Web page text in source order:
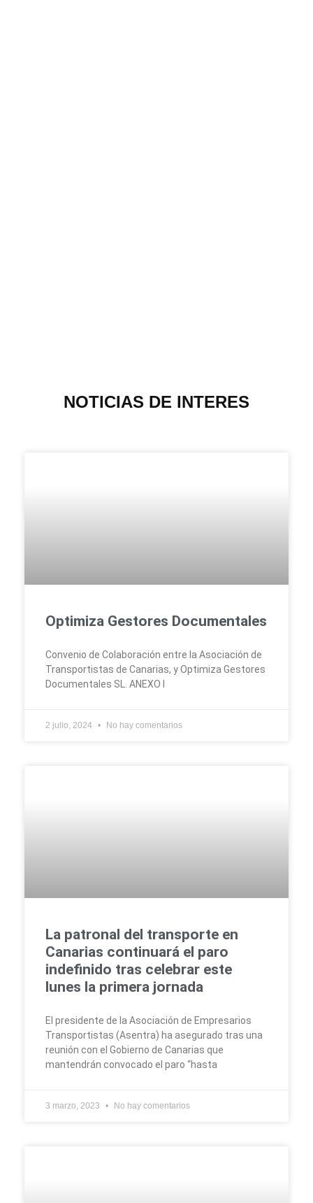
NOTICIAS DE INTERES
Optimiza Gestores Documentales
Convenio de Colaboración entre la Asociación de
Transportistas de Canarias, y Optimiza Gestores
Documentales SL. ANEXO I
2 julio, 2024 No hay comentarios
La patronal del transporte en
Canarias continuará el paro
indefinido tras celebrar este
lunes la primera jornada
El presidente de la Asociación de Empresarios
Transportistas (Asentra) ha asegurado tras una
reunión con el Gobierno de Canarias que
mantendrán convocado el paro “hasta
3 marzo, 2023 No hay comentarios